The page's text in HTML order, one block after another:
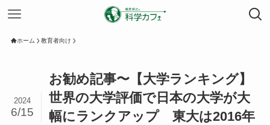
ホーム 教育者向け
お勧め記事〜【大学ランキング】
世界の大学評価で日本の大学が大
幅にランクアップ 東大は2016年
2024
6/15